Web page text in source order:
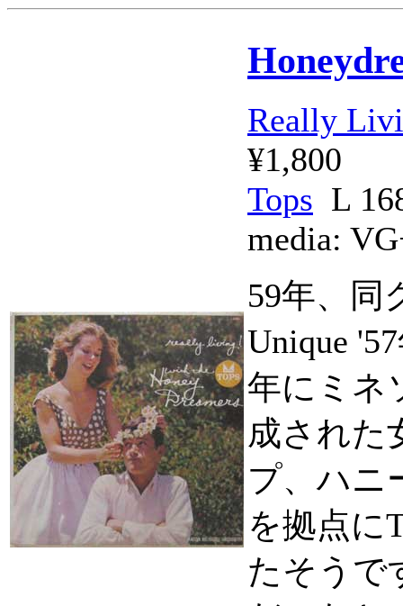
Really
¥1,800
Tops L
media:
59年、同
Unique
年にミネ
成された
プ、ハニ
を拠点に
たそうで